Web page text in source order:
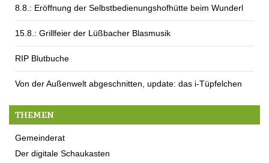
8.8.: Eröffnung der Selbstbedienungshofhütte beim Wunderl
15.8.: Grillfeier der Lüßbacher Blasmusik
RIP Blutbuche
Von der Außenwelt abgeschnitten, update: das i-Tüpfelchen
THEMEN
Gemeinderat
Der digitale Schaukasten